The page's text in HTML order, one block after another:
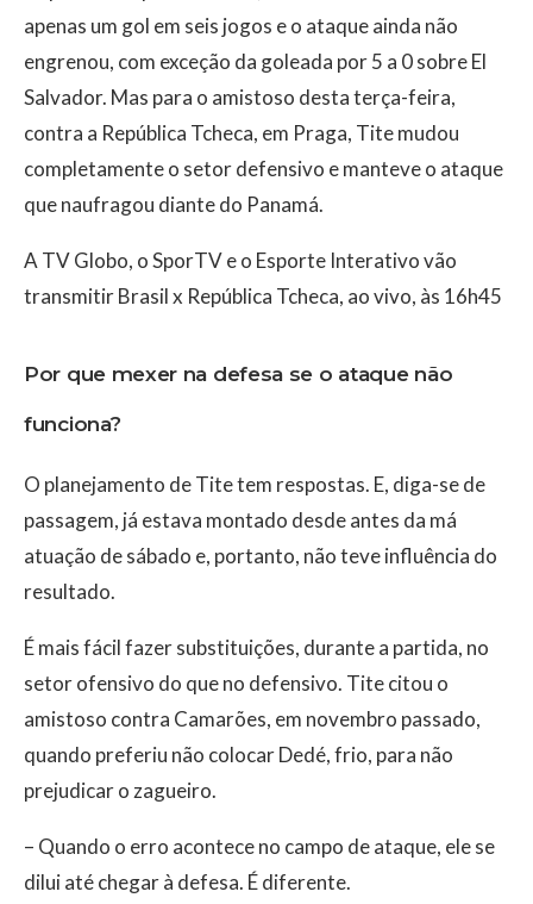
apenas um gol em seis jogos e o ataque ainda não
engrenou, com exceção da goleada por 5 a 0 sobre El
Salvador. Mas para o amistoso desta terça-feira,
contra a República Tcheca, em Praga, Tite mudou
completamente o setor defensivo e manteve o ataque
que naufragou diante do Panamá.
A TV Globo, o SporTV e o Esporte Interativo vão
transmitir Brasil x República Tcheca, ao vivo, às 16h45
Por que mexer na defesa se o ataque não
funciona?
O planejamento de Tite tem respostas. E, diga-se de
passagem, já estava montado desde antes da má
atuação de sábado e, portanto, não teve influência do
resultado.
É mais fácil fazer substituições, durante a partida, no
setor ofensivo do que no defensivo. Tite citou o
amistoso contra Camarões, em novembro passado,
quando preferiu não colocar Dedé, frio, para não
prejudicar o zagueiro.
– Quando o erro acontece no campo de ataque, ele se
dilui até chegar à defesa. É diferente.